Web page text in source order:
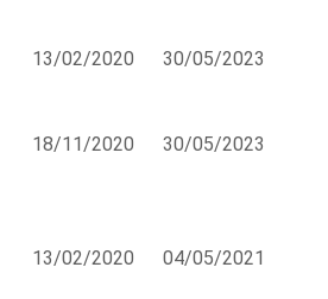
13/02/2020 30/05/2023
18/11/2020 30/05/2023
13/02/2020 04/05/2021